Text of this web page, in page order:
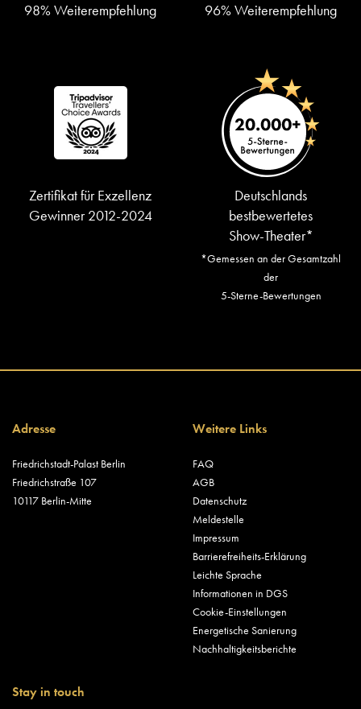
98% Weiterempfehlung 96% Weiterempfehlung
Zertifikat für Exzellenz
Gewinner 2012-2024
Deutschlands
bestbewertetes
Show-Theater*
*Gemessen an der Gesamtzahl
der
5-Sterne-Bewertungen
Adresse
Friedrichstadt-Palast Berlin
Friedrichstraße 107
10117 Berlin-Mitte
Weitere Links
FAQ
AGB
Datenschutz
Meldestelle
Impressum
Barrierefreiheits-Erklärung
Leichte Sprache
Informationen in DGS
Cookie-Einstellungen
Energetische Sanierung
Nachhaltigkeitsberichte
Stay in touch